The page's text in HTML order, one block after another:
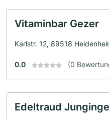
Vitaminbar Gezer
Karlstr. 12, 89518
0.0 (0
Edeltraud